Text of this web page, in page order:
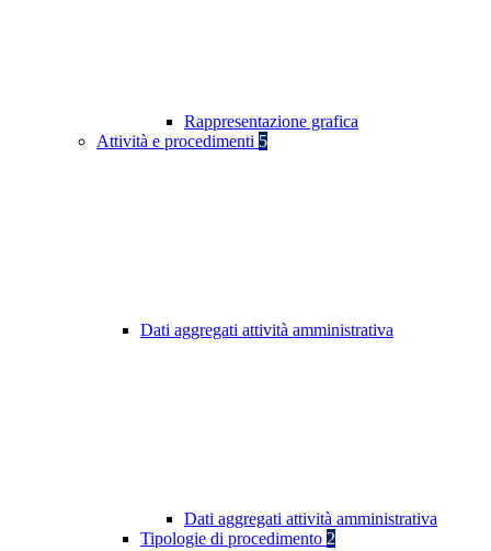
Rappresentazione grafica
Attività e procedimenti 5
Dati aggregati attività amministrativa
Dati aggregati attività amministrativa
Tipologie di procedimento 2